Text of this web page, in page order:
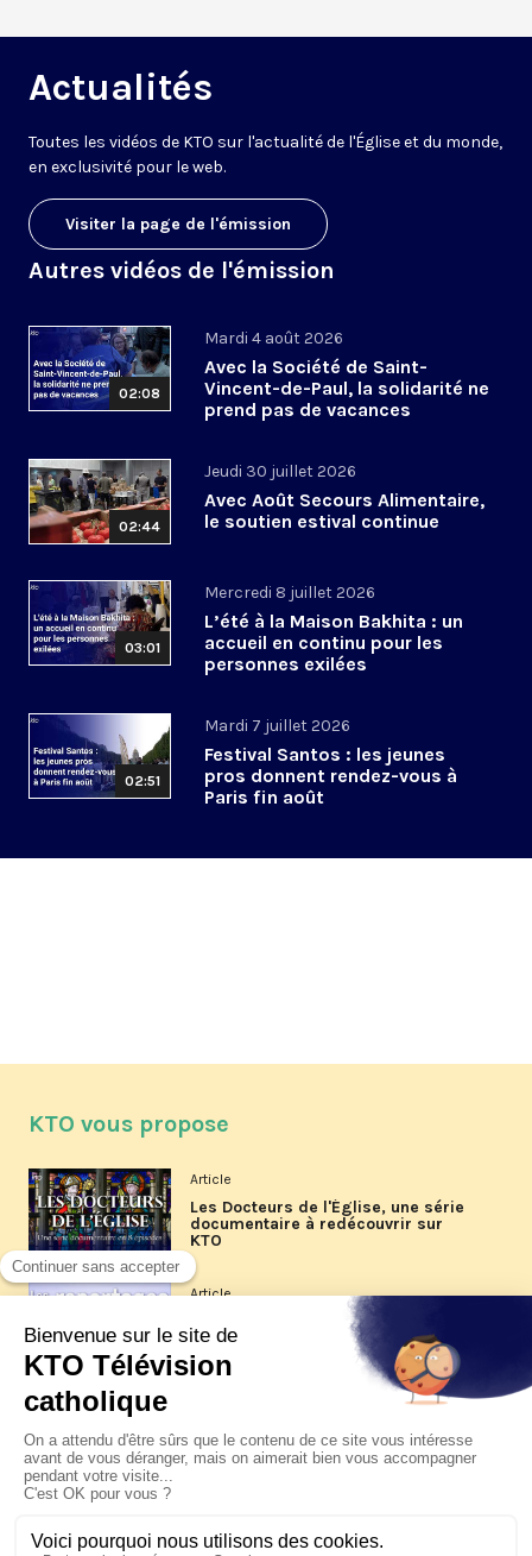
Actualités
Toutes les vidéos de KTO sur l'actualité de l'Église et du monde,
en exclusivité pour le web.
Visiter la page de l'émission
Autres vidéos de l'émission
02:08
Mardi 4 août 2026
Avec la Société de Saint-
Vincent-de-Paul, la solidarité ne
prend pas de vacances
02:44
Jeudi 30 juillet 2026
Avec Août Secours Alimentaire,
le soutien estival continue
03:01
Mercredi 8 juillet 2026
L’été à la Maison Bakhita : un
accueil en continu pour les
personnes exilées
02:51
Mardi 7 juillet 2026
Festival Santos : les jeunes
pros donnent rendez-vous à
Paris fin août
KTO vous propose
Article
Les Docteurs de l'Église, une série
documentaire à redécouvrir sur
KTO
Article
Les reportages d'été 2026 de KTO
La visite pastorale du pape Léon
XIV à Assise à suivre sur KTO le
jeudi 6 août
Le pape en Uruguay, Argentine et